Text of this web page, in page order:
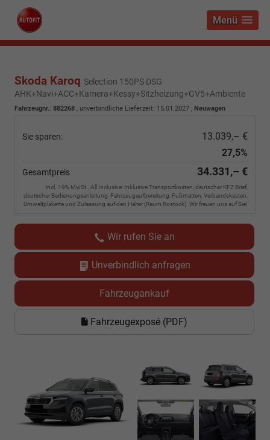
Menü
Skoda Karoq Selection 150PS DSG
AHK+Navi+ACC+Kamera+Kessy+Sitzheizung+GV5+Ambiente
Fahrzeugnr.: 882268 , unverbindliche Lieferzeit: 15.01.2027 , Neuwagen
Sie sparen:
13.039,– €
27,5%
Gesamtpreis 34.331,– €
incl. 19% MwSt., All Inclusive: Inklusive Transportkosten, deutscher KFZ Brief,
deutscher Bedienungsanleitung, Fahrzeugaufbereitung, Fußmatten, Verbandskasten,
Umweltplakette und Zulassung auf den Halter (Raum Rostock). Wir freuen uns auf Sie!
Wir rufen Sie an
Unverbindlich anfragen
Fahrzeugankauf
Fahrzeugexposé (PDF)